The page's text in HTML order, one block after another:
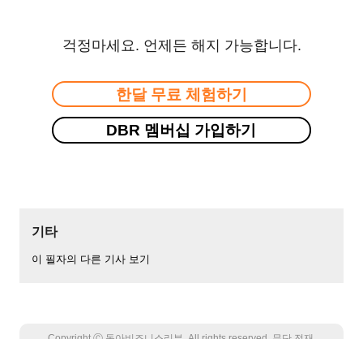
걱정마세요. 언제든 해지 가능합니다.
한달 무료 체험하기
DBR 멤버십 가입하기
기타
이 필자의 다른 기사 보기